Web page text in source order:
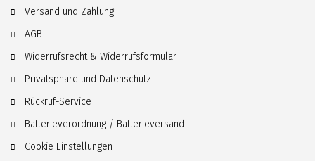
Versand und Zahlung
AGB
Widerrufsrecht & Widerrufsformular
Privatsphäre und Datenschutz
Rückruf-Service
Batterieverordnung / Batterieversand
Cookie Einstellungen